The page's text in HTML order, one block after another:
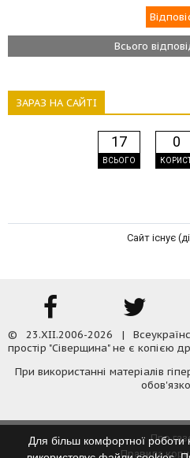
Всього
ЗАРАЗ НА САЙТІ
17
ВСЬОГО
0
Сайт існує
© 23.XII.2006-2026 |
простір "Сіверщина" не є копією
При використанні матеріалів
Про
Правила
Для більш комфортної роботи